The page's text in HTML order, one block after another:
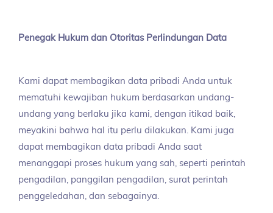
Penegak Hukum dan Otoritas Perlindungan Data
Kami dapat membagikan data pribadi Anda untuk
mematuhi kewajiban hukum berdasarkan undang-
undang yang berlaku jika kami, dengan itikad baik,
meyakini bahwa hal itu perlu dilakukan. Kami juga
dapat membagikan data pribadi Anda saat
menanggapi proses hukum yang sah, seperti perintah
pengadilan, panggilan pengadilan, surat perintah
penggeledahan, dan sebagainya.